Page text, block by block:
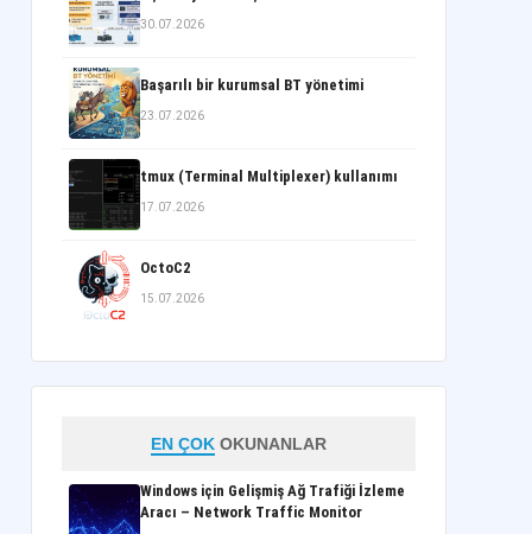
30.07.2026
Başarılı bir kurumsal BT yönetimi
23.07.2026
tmux (Terminal Multiplexer) kullanımı
17.07.2026
OctoC2
15.07.2026
EN ÇOK OKUNANLAR
Windows için Gelişmiş Ağ Trafiği İzleme
Aracı – Network Traffic Monitor